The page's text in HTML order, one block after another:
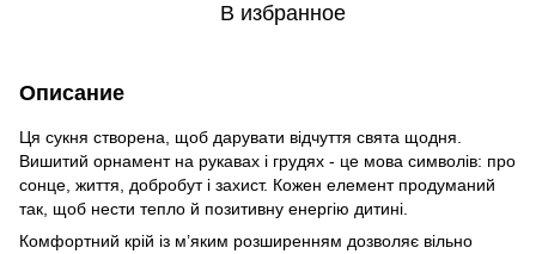
В избранное
Описание
Ця сукня створена, щоб дарувати відчуття свята щодня.
Вишитий орнамент на рукавах і грудях - це мова символів: про
сонце, життя, добробут і захист. Кожен елемент продуманий
так, щоб нести тепло й позитивну енергію дитині.
Комфортний крій із м’яким розширенням дозволяє вільно